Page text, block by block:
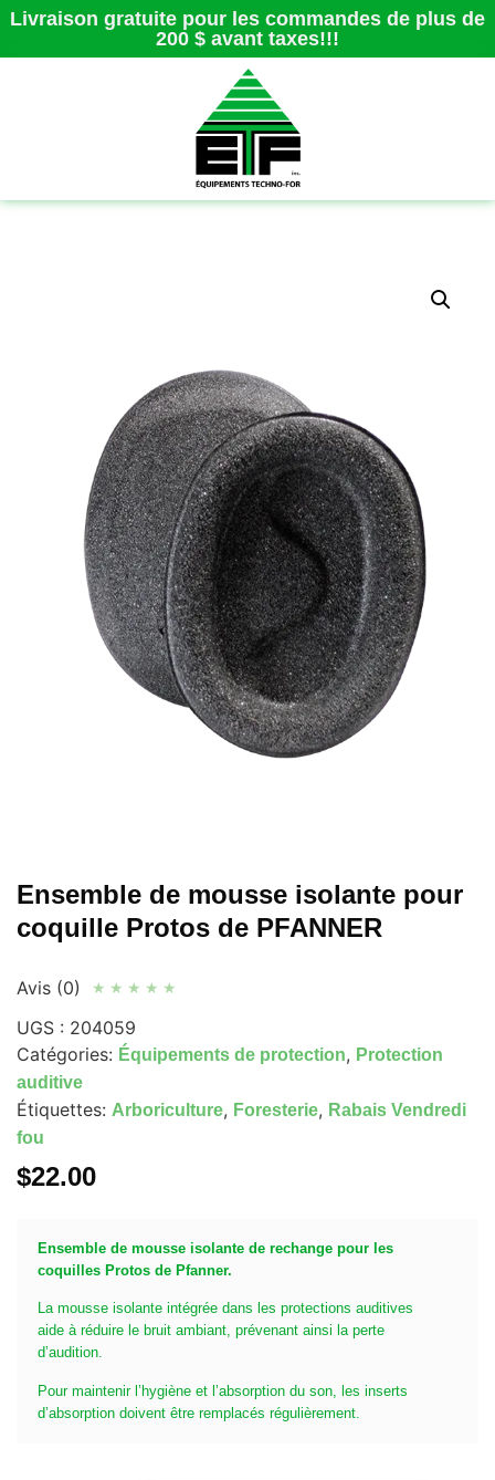
Livraison gratuite pour les commandes de plus de
200 $ avant taxes!!!
Ensemble de mousse isolante pour
coquille Protos de PFANNER
Avis (0) ★ ★ ★ ★ ★
UGS : 204059
Catégories: Équipements de protection, Protection
auditive
Étiquettes: Arboriculture, Foresterie, Rabais Vendredi
fou
$22.00
Ensemble de mousse isolante de rechange pour les
coquilles Protos de Pfanner.
La mousse isolante intégrée dans les protections auditives
aide à réduire le bruit ambiant, prévenant ainsi la perte
d’audition.
Pour maintenir l’hygiène et l’absorption du son, les inserts
d’absorption doivent être remplacés régulièrement.